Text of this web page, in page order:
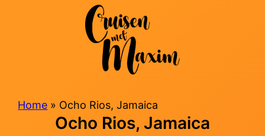
Home » Ocho Rios, Jamaica
Ocho Rios, Jamaica